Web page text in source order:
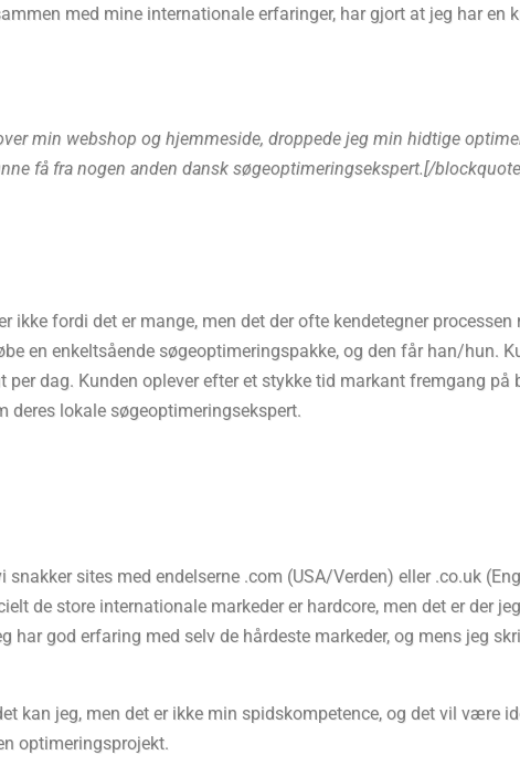
med mine internationale erfaringer, har gjort at jeg har en
min webshop og hjemmeside, droppede jeg min hidtige
få fra nogen anden dansk søgeoptimeringsekspert.[/
fordi det er mange, men det der ofte kendetegner processen
en enkeltsående søgeoptimeringspakke, og den får han/hun.
dag. Kunden oplever efter et stykke tid markant fremgang på
deres lokale søgeoptimeringsekspert.
sites med endelserne .com (USA/Verden) eller .co.uk
de store internationale markeder er hardcore, men det er der
god erfaring med selv de hårdeste markeder, og mens jeg
kan jeg, men det er ikke min spidskompetence, og det vil være
optimeringsprojekt.